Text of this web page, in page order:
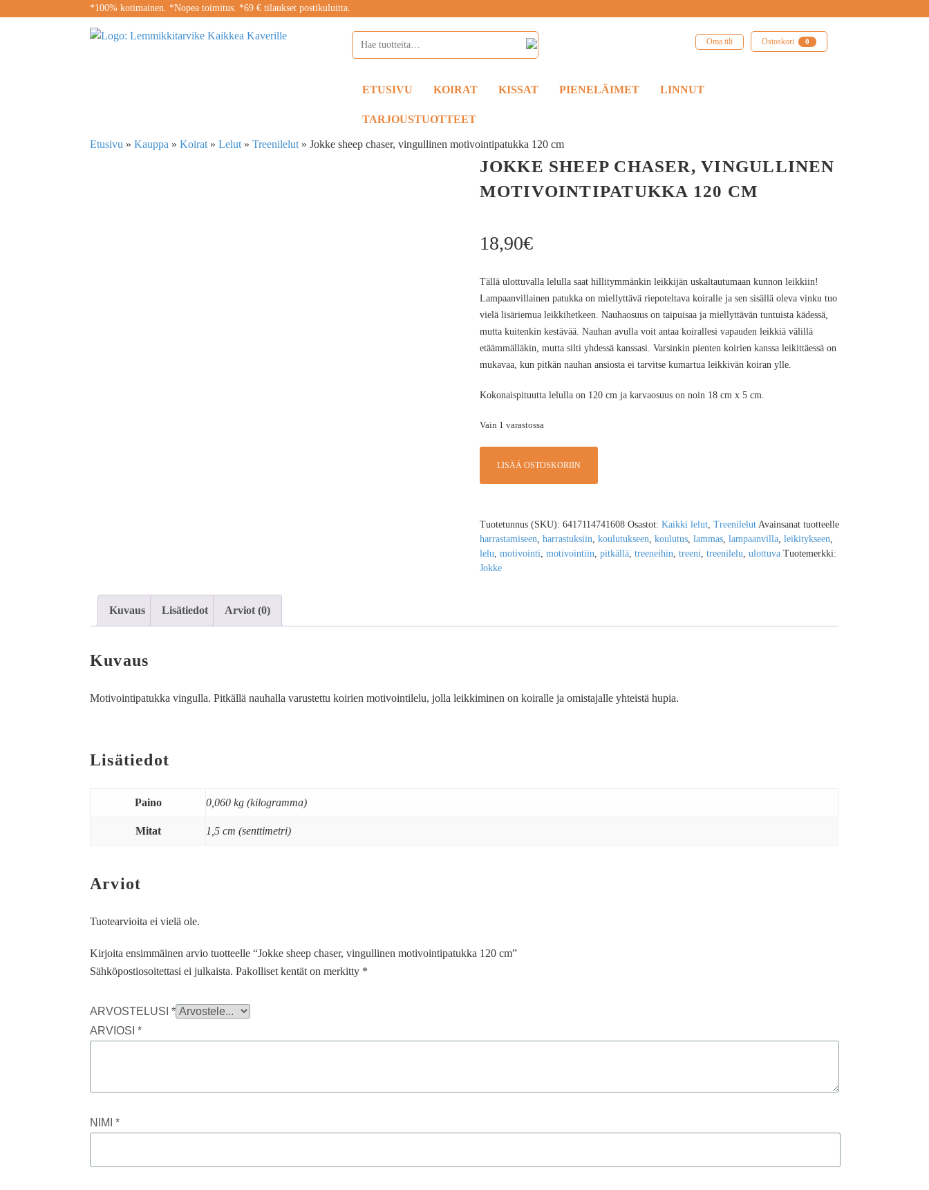
*100% kotimainen. *Nopea toimitus. *69 € tilaukset postikuluitta.
Oma tili Ostoskori 0
ETUSIVU KOIRAT KISSAT PIENELÄIMET LINNUT
TARJOUSTUOTTEET
Etusivu »Kauppa »Koirat »Lelut »Treenilelut »Jokke sheep chaser, vingullinen motivointipatukka 120 cm
JOKKE SHEEP CHASER, VINGULLINEN
MOTIVOINTIPATUKKA 120 CM
18,90€
Tällä ulottuvalla lelulla saat hillitymmänkin leikkijän uskaltautumaan kunnon leikkiin!
Lampaanvillainen patukka on miellyttävä riepoteltava koiralle ja sen sisällä oleva vinku tuo
vielä lisäriemua leikkihetkeen. Nauhaosuus on taipuisaa ja miellyttävän tuntuista kädessä,
mutta kuitenkin kestävää. Nauhan avulla voit antaa koirallesi vapauden leikkiä välillä
etäämmälläkin, mutta silti yhdessä kanssasi. Varsinkin pienten koirien kanssa leikittäessä on
mukavaa, kun pitkän nauhan ansiosta ei tarvitse kumartua leikkivän koiran ylle.
Kokonaispituutta lelulla on 120 cm ja karvaosuus on noin 18 cm x 5 cm.
Vain 1 varastossa
LISÄÄ OSTOSKORIIN
Tuotetunnus (SKU): 6417114741608 Osastot: Kaikki lelut, Treenilelut Avainsanat tuotteelle
harrastamiseen, harrastuksiin, koulutukseen, koulutus, lammas, lampaanvilla, leikitykseen,
lelu, motivointi, motivointiin, pitkällä, treeneihin, treeni, treenilelu, ulottuva Tuotemerkki:
Jokke
Kuvaus Lisätiedot Arviot (0)
Kuvaus
Motivointipatukka vingulla. Pitkällä nauhalla varustettu koirien motivointilelu, jolla leikkiminen on koiralle ja omistajalle yhteistä hupia.
Lisätiedot
Paino 0,060 kg (kilogramma)
Mitat 1,5 cm (senttimetri)
Arviot
Tuotearvioita ei vielä ole.
Kirjoita ensimmäinen arvio tuotteelle “Jokke sheep chaser, vingullinen motivointipatukka 120 cm”
Sähköpostiosoitettasi ei julkaista. Pakolliset kentät on merkitty *
ARVOSTELUSI*
ARVIOSI*
NIMI*